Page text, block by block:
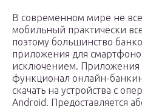
В современном мире не
мобильный практически
поэтому большинство
приложения для
исключением. Приложения
функционал онлайн-
скачать на устройства с
Android. Предоставляется